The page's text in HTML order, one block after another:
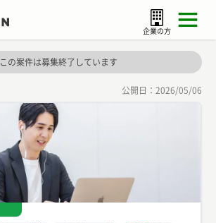
企業の方
この案件は募集終了しています
公開日： 2026/05/06